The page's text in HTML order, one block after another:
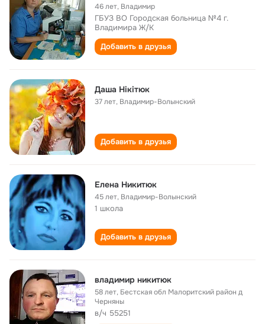
46 лет, Владимир
ГБУЗ ВО Городская больница №4 г.
Владимира Ж/К
Добавить в друзья
Даша Нікітюк
37 лет, Владимир-Волынский
Добавить в друзья
Елена Никитюк
45 лет, Владимир-Волынский
1 школа
Добавить в друзья
владимир никитюк
58 лет, Бестская обл Малоритский район д
Черняны
в/ч 55251